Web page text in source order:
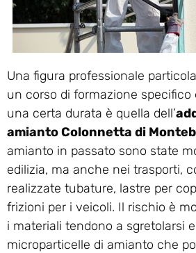
Una figura professionale
un corso di formazione
una certa durata è quella dell’
amianto Colonnetta di
amianto in passato sono state
edilizia, ma anche nei trasporti,
realizzate tubature, lastre per
frizioni per i veicoli. Il rischio è
i materiali tendono a sgretolarsi
microparticelle di amianto che